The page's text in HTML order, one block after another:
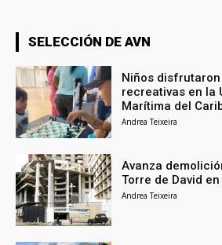
SELECCIÓN DE AVN
Niños
recreativas en la
Marítima del
Andrea Teixeira
Avanza
Torre de David
Andrea Teixeira